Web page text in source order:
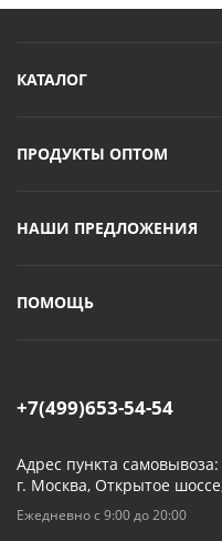
КАТАЛОГ
ПРОДУКТЫ ОПТОМ
НАШИ ПРЕДЛОЖЕНИЯ
ПОМОЩЬ
+7(499)653-54-54
Адрес пункта самовывоза:
г. Москва, Открытое
Ежедневно с 9:00 до 20:00